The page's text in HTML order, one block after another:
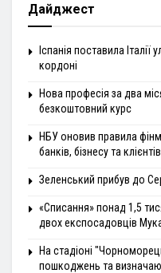
Дайджест
Іспанія поставила
кордоні
Нова професія за два
безкоштовний курс
НБУ оновив правила
банків, бізнесу та клієнтів
Зеленський прибув до
«Списання» понад 1,5
двох експосадовців
На стадіоні
пошкоджень та